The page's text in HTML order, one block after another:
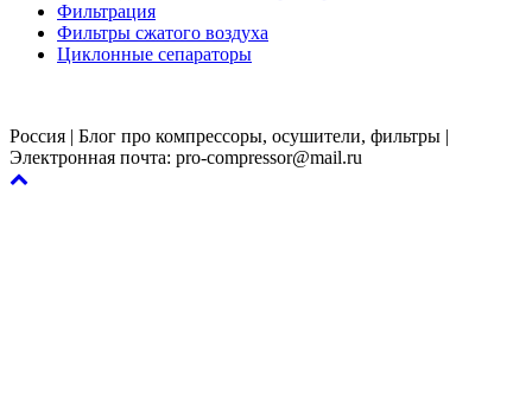
Фильтрация
Фильтры сжатого воздуха
Циклонные сепараторы
Россия | Блог про компрессоры, осушители, фильтры |
Электронная почта: pro-compressor@mail.ru